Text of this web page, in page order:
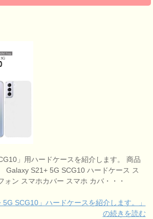
」用ハードケースを紹介します。 商品
Galaxy S21+ 5G SCG10 ハードケース ス
ォン スマホカバー スマホ カバ・・・
5G SCG10」ハードケースを紹介します。」
の続きを読む